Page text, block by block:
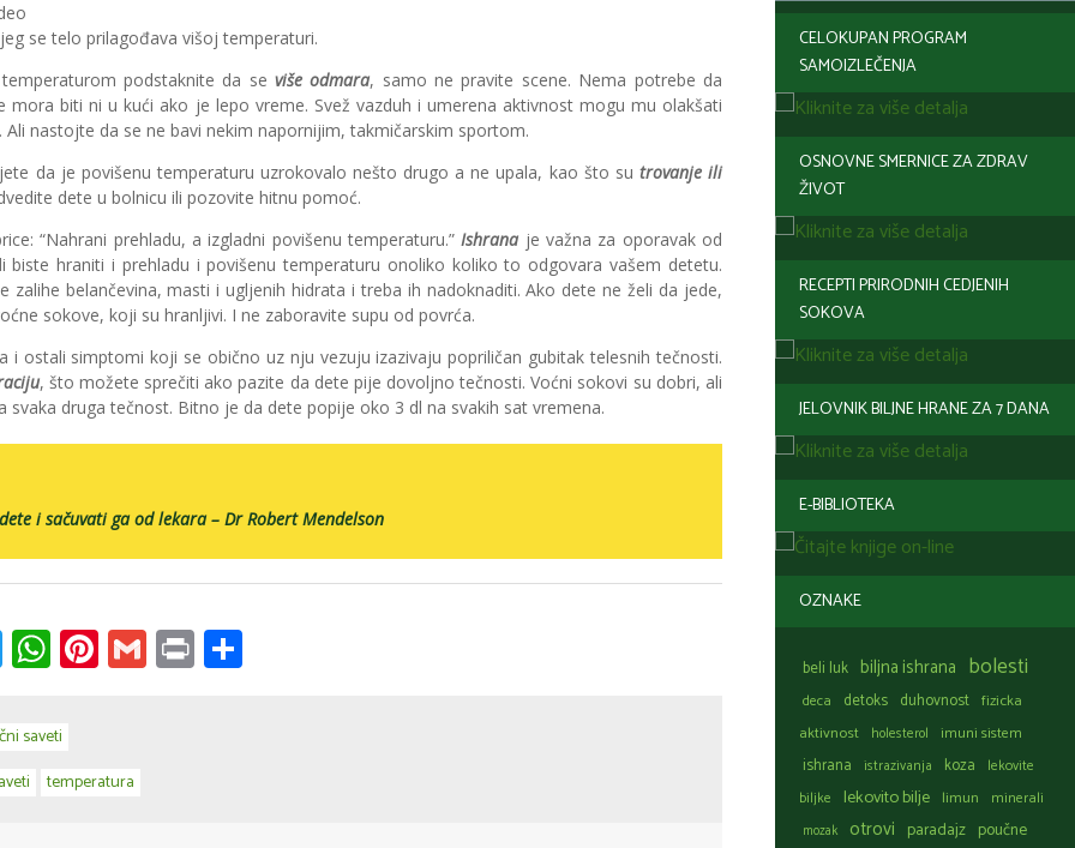
CELOKUPAN PROGRAM
SAMOIZLEČENJA
OSNOVNE SMERNICE ZA ZDRAV
ŽIVOT
RECEPTI PRIRODNIH CEDJENIH
SOKOVA
JELOVNIK BILJNE HRANE ZA 7 DANA
E-BIBLIOTEKA
OZNAKE
beli luk biljna ishrana bolesti
deca detoks duhovnost fizicka
aktivnost holesterol imuni sistem
ishrana istrazivanja koza
lekovite
biljke
lekovito bilje limun minerali
mozak otrovi paradajz poučne
se telo prilagođava višoj temperaturi.
podstaknite da se više odmara, samo ne pravite scene. Nema potrebe da
mora biti ni u kući ako je lepo vreme. Svež vazduh i umerena aktivnost mogu mu olakšati
nastojte da se ne bavi nekim napornijim, takmičarskim sportom.
da je povišenu temperaturu uzrokovalo nešto drugo a ne upala, kao što su trovanje ili
dete u bolnicu ili pozovite hitnu pomoć.
“Nahrani prehladu, a izgladni povišenu temperaturu.”Ishrana je važna za oporavak od
biste hraniti i prehladu i povišenu temperaturu onoliko koliko to odgovara vašem detetu.
zalihe belančevina, masti i ugljenih hidrata i treba ih nadoknaditi. Ako dete ne želi da jede,
sokove, koji su hranljivi. I ne zaboravite supu od povrća.
i ostali simptomi koji se obično uz nju vezuju izazivaju popriličan gubitak telesnih tečnosti.
, što možete sprečiti ako pazite da dete pije dovoljno tečnosti. Voćni sokovi su dobri, ali
svaka druga tečnost. Bitno je da dete popije oko 3 dl na svakih sat vremena.
i sačuvati ga od lekara – Dr Robert Mendelson
Twitter
WhatsApp
Pinterest
Gmail
Print
saveti
temperatura